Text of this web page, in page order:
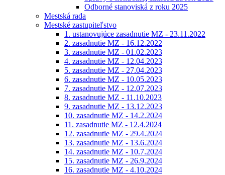
Odborné stanoviská z roku 2025
Mestská rada
Mestské zastupiteľstvo
1. ustanovujúce zasadnutie MZ - 23.11.2022
2. zasadnutie MZ - 16.12.2022
3. zasadnutie MZ - 01.02.2023
4. zasadnutie MZ - 12.04.2023
5. zasadnutie MZ - 27.04.2023
6. zasadnutie MZ - 10.05.2023
7. zasadnutie MZ - 12.07.2023
8. zasadnutie MZ - 11.10.2023
9. zasadnutie MZ - 13.12.2023
10. zasadnutie MZ - 14.2.2024
11. zasadnutie MZ - 12.4.2024
12. zasadnutie MZ - 29.4.2024
13. zasadnutie MZ - 13.6.2024
14. zasadnutie MZ - 10.7.2024
15. zasadnutie MZ - 26.9.2024
16. zasadnutie MZ - 4.10.2024